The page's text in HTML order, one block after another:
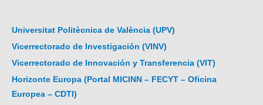
Universitat Politècnica de València (UPV)
Vicerrectorado de Investigación (VINV)
Vicerrectorado de Innovación y Transferencia (VIT)
Horizonte Europa (Portal MICINN – FECYT – Oficina
Europea – CDTI)